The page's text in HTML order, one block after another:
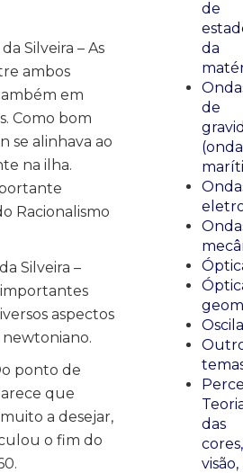
Silveira – As
ambos
em
Como bom
se alinhava ao
na ilha.
Racionalismo
Silveira –
aspectos
ponto de
que
a desejar,
o fim do
de
da
de
das
cores,
visão,